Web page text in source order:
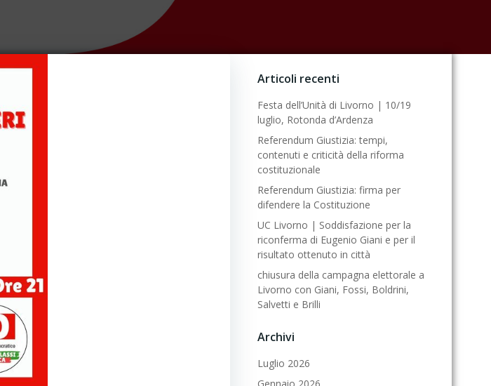
Articoli recenti
Festa dell’Unità di Livorno | 10/19
luglio, Rotonda d’Ardenza
Referendum Giustizia: tempi,
contenuti e criticità della riforma
costituzionale
Referendum Giustizia: firma per
difendere la Costituzione
UC Livorno | Soddisfazione per la
riconferma di Eugenio Giani e per il
risultato ottenuto in città
chiusura della campagna elettorale a
Livorno con Giani, Fossi, Boldrini,
Salvetti e Brilli
Archivi
Luglio 2026